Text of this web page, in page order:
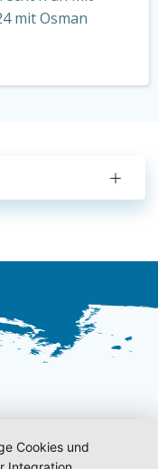
mit Osman
Cookies und